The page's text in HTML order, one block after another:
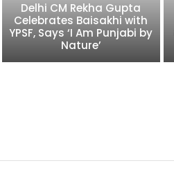
Delhi CM Rekha Gupta
Celebrates Baisakhi with
YPSF, Says ‘I Am Punjabi by
Nature’